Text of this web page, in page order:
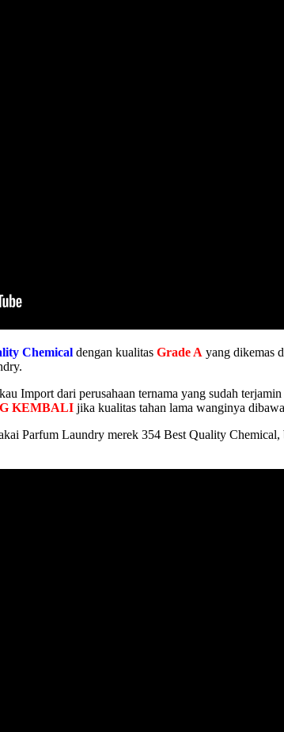
Chemical dengan kualitas Grade A yang dikemas
Import dari perusahaan ternama yang sudah
KEMBALI jika kualitas tahan lama wanginya
Parfum Laundry merek 354 Best Quality